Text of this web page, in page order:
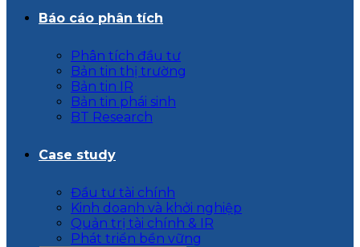
Báo cáo phân tích
Phân tích đầu tư
Bản tin thị trường
Bản tin IR
Bản tin phái sinh
BT Research
Case study
Đầu tư tài chính
Kinh doanh và khởi nghiệp
Quản trị tài chính & IR
Phát triển bền vững